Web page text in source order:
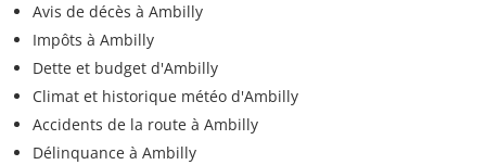
Avis de décès à Ambilly
Impôts à Ambilly
Dette et budget d'Ambilly
Climat et historique météo d'Ambilly
Accidents de la route à Ambilly
Délinquance à Ambilly